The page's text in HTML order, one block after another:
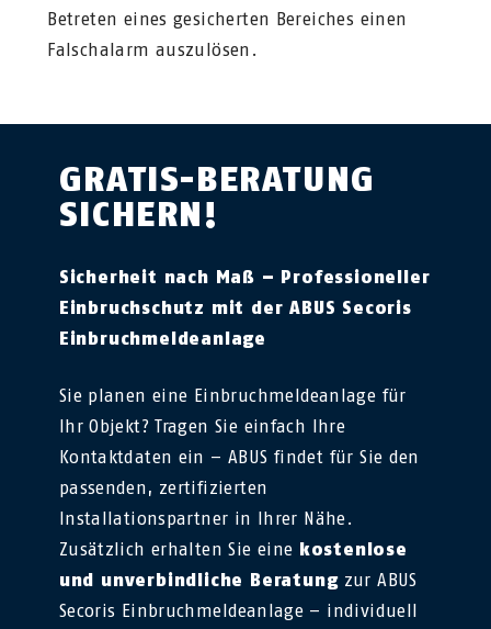
Betreten eines gesicherten Bereiches einen
Falschalarm auszulösen.
GRATIS-BERATUNG
SICHERN!
Sicherheit nach Maß – Professioneller
Einbruchschutz mit der ABUS Secoris
Einbruchmeldeanlage
Sie planen eine Einbruchmeldeanlage für
Ihr Objekt? Tragen Sie einfach Ihre
Kontaktdaten ein – ABUS findet für Sie den
passenden, zertifizierten
Installationspartner in Ihrer Nähe.
Zusätzlich erhalten Sie eine kostenlose
und unverbindliche Beratungzur ABUS
Secoris Einbruchmeldeanlage – individuell